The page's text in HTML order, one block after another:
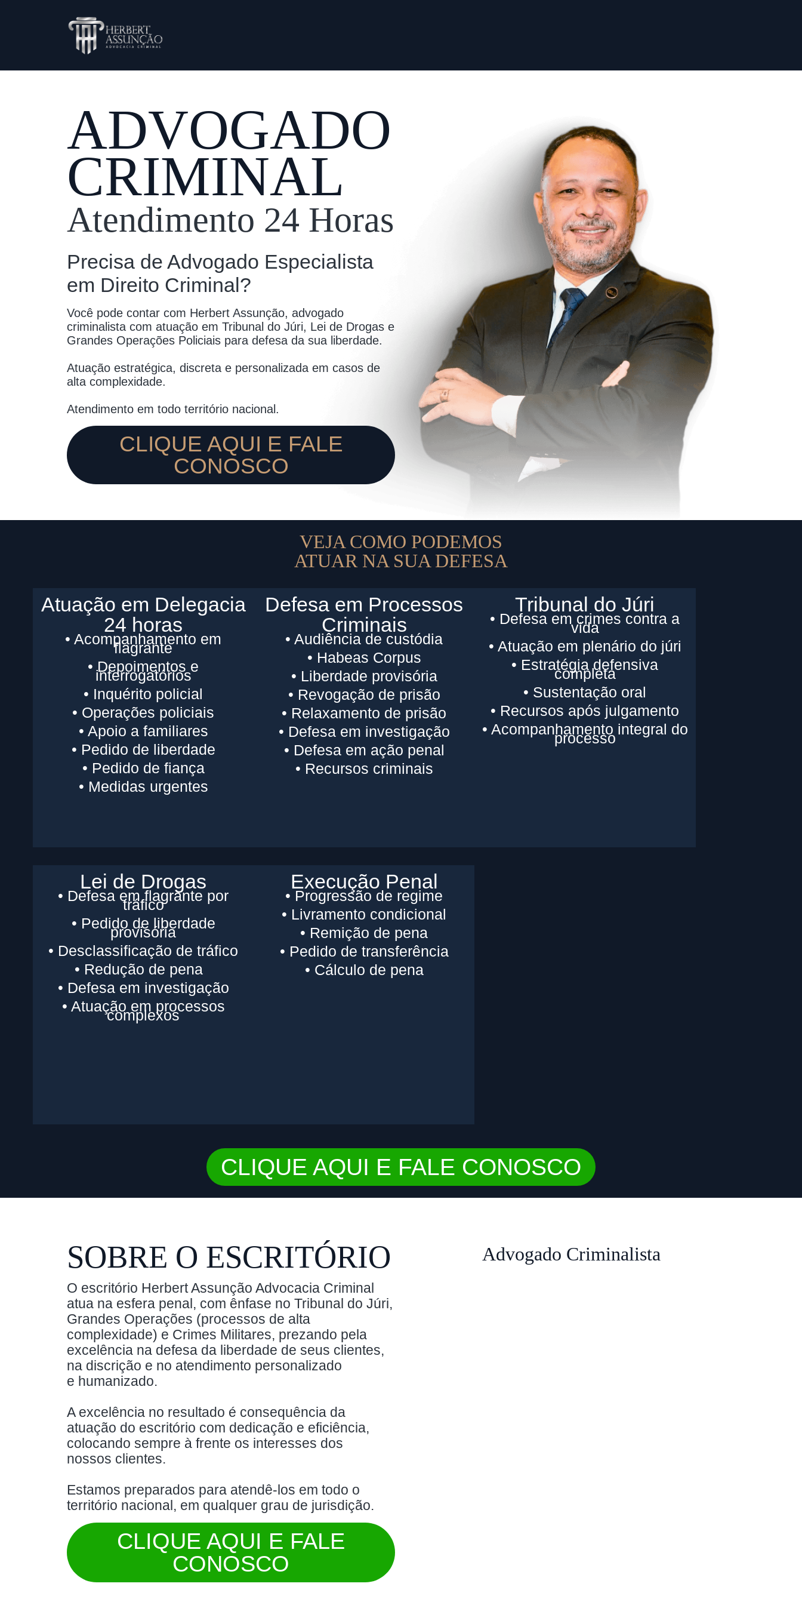
ADVOGADO
CRIMINAL
Atendimento 24 Horas
Precisa de Advogado Especialista
em Direito Criminal?
Você pode contar com Herbert Assunção, advogado
criminalista com atuação em Tribunal do Júri, Lei de Drogas e
Grandes Operações Policiais para defesa da sua liberdade.
Atuação estratégica, discreta e personalizada em casos de
alta complexidade.
Atendimento em todo território nacional.
CLIQUE AQUI E FALE
CONOSCO
VEJA COMO PODEMOS
ATUAR NA SUA DEFESA
Atuação em Delegacia
24 horas
• Acompanhamento em
flagrante
• Depoimentos e
interrogatórios
• Inquérito policial
• Operações policiais
• Apoio a familiares
• Pedido de liberdade
• Pedido de fiança
• Medidas urgentes
Defesa em Processos
Criminais
• Audiência de custódia
• Habeas Corpus
• Liberdade provisória
• Revogação de prisão
• Relaxamento de prisão
• Defesa em investigação
• Defesa em ação penal
• Recursos criminais
Tribunal do Júri
• Defesa em crimes contra a
vida
• Atuação em plenário do júri
• Estratégia defensiva
completa
• Sustentação oral
• Recursos após julgamento
• Acompanhamento integral do
processo
Lei de Drogas
• Defesa em flagrante por
tráfico
• Pedido de liberdade
provisória
• Desclassificação de tráfico
• Redução de pena
• Defesa em investigação
• Atuação em processos
complexos
Execução Penal
• Progressão de regime
• Livramento condicional
• Remição de pena
• Pedido de transferência
• Cálculo de pena
CLIQUE AQUI E FALE CONOSCO
SOBRE O ESCRITÓRIO
O escritório Herbert Assunção Advocacia Criminal
atua na esfera penal, com ênfase no Tribunal do Júri,
Grandes Operações (processos de alta
complexidade) e Crimes Militares, prezando pela
excelência na defesa da liberdade de seus clientes,
na discrição e no atendimento personalizado
e humanizado.
A excelência no resultado é consequência da
atuação do escritório com dedicação e eficiência,
colocando sempre à frente os interesses dos
nossos clientes.
Estamos preparados para atendê-los em todo o
território nacional, em qualquer grau de jurisdição.
CLIQUE AQUI E FALE
CONOSCO
Advogado Criminalista